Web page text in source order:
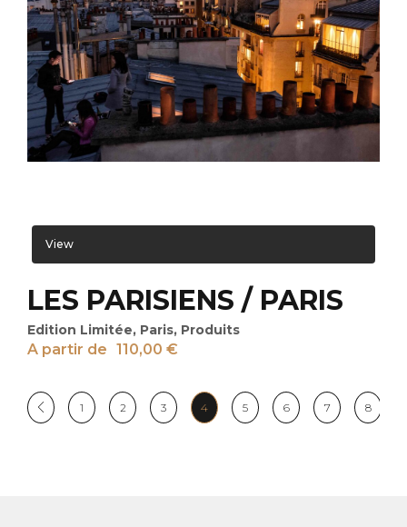
View
LES PARISIENS / PARIS
Edition Limitée, Paris, Produits
A partir de 110,00 €
1 2 3 4 5 6 7 8